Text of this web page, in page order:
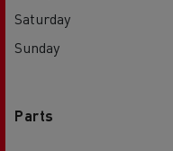
Saturday
Sunday
Parts